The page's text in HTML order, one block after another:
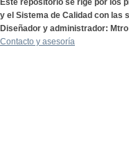
Este repositorio se rige por los
y el Sistema de Calidad con las
Diseñador y administrador:
Contacto y asesoría